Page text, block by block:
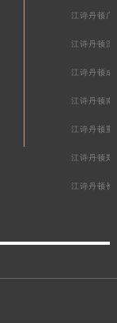
江诗丹顿广
江诗丹顿深
江诗丹顿成
江诗丹顿南
江诗丹顿重
江诗丹顿郑
江诗丹顿长